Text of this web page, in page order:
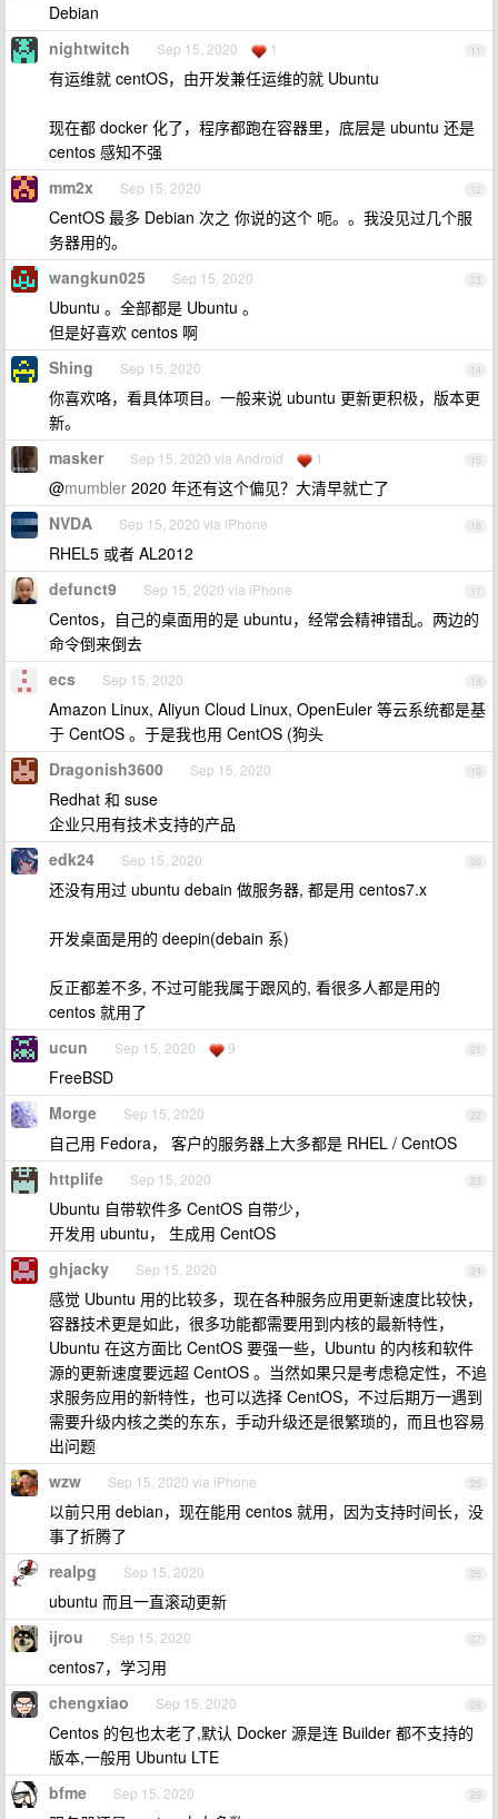
Debian
11
nightwitch Sep 15, 2020 1
有运维就 centOS，由开发兼任运维的就 Ubuntu
现在都 docker 化了，程序都跑在容器里，底层是 ubuntu 还是
centos 感知不强
12
mm2x Sep 15, 2020
CentOS 最多 Debian 次之 你说的这个 呃。。我没见过几个服
务器用的。
13
wangkun025 Sep 15, 2020
Ubuntu 。全部都是 Ubuntu 。
但是好喜欢 centos 啊
14
Shing Sep 15, 2020
你喜欢咯，看具体项目。一般来说 ubuntu 更新更积极，版本更
新。
15
masker Sep 15, 2020 via Android 1
@mumbler 2020 年还有这个偏见？大清早就亡了
16
NVDA Sep 15, 2020 via iPhone
RHEL5 或者 AL2012
17
defunct9 Sep 15, 2020 via iPhone
Centos，自己的桌面用的是 ubuntu，经常会精神错乱。两边的
命令倒来倒去
18
ecs Sep 15, 2020
Amazon Linux, Aliyun Cloud Linux, OpenEuler 等云系统都是基
于 CentOS 。于是我也用 CentOS (狗头
19
Dragonish3600 Sep 15, 2020
Redhat 和 suse
企业只用有技术支持的产品
20
edk24 Sep 15, 2020
还没有用过 ubuntu debain 做服务器, 都是用 centos7.x
开发桌面是用的 deepin(debain 系)
反正都差不多, 不过可能我属于跟风的, 看很多人都是用的
centos 就用了
21
ucun Sep 15, 2020 9
FreeBSD
22
Morge Sep 15, 2020
自己用 Fedora， 客户的服务器上大多都是 RHEL / CentOS
23
httplife Sep 15, 2020
Ubuntu 自带软件多 CentOS 自带少，
开发用 ubuntu， 生成用 CentOS
24
ghjacky Sep 15, 2020
感觉 Ubuntu 用的比较多，现在各种服务应用更新速度比较快，
容器技术更是如此，很多功能都需要用到内核的最新特性，
Ubuntu 在这方面比 CentOS 要强一些，Ubuntu 的内核和软件
源的更新速度要远超 CentOS 。当然如果只是考虑稳定性，不追
求服务应用的新特性，也可以选择 CentOS，不过后期万一遇到
需要升级内核之类的东东，手动升级还是很繁琐的，而且也容易
出问题
25
wzw Sep 15, 2020 via iPhone
以前只用 debian，现在能用 centos 就用，因为支持时间长，没
事了折腾了
26
realpg Sep 15, 2020
ubuntu 而且一直滚动更新
27
ijrou Sep 15, 2020
centos7，学习用
28
chengxiao Sep 15, 2020
Centos 的包也太老了,默认 Docker 源是连 Builder 都不支持的
版本,一般用 Ubuntu LTE
29
bfme Sep 15, 2020